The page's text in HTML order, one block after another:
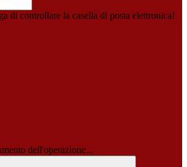
di controllare la casella di posta elettronica!
dell'operazione...